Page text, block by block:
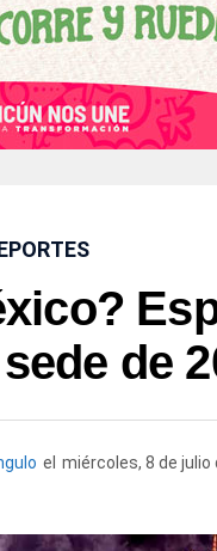
de
el miércoles, 8 de julio